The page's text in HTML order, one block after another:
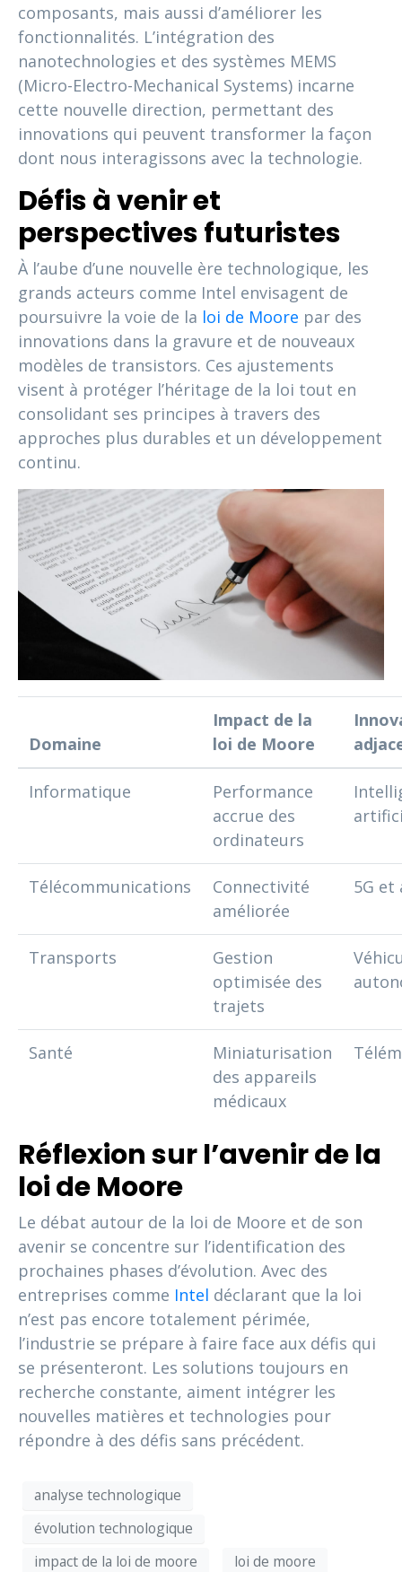
composants, mais aussi d’améliorer les
fonctionnalités. L’intégration des
nanotechnologies et des systèmes MEMS
(Micro-Electro-Mechanical Systems) incarne
cette nouvelle direction, permettant des
innovations qui peuvent transformer la façon
dont nous interagissons avec la technologie.
Défis à venir et
perspectives futuristes
À l’aube d’une nouvelle ère technologique, les
grands acteurs comme Intel envisagent de
poursuivre la voie de la loi de Moore par des
innovations dans la gravure et de nouveaux
modèles de transistors. Ces ajustements
visent à protéger l’héritage de la loi tout en
consolidant ses principes à travers des
approches plus durables et un développement
continu.
Domaine
Impact de la
loi de Moore
Informatique
Performance
accrue des
ordinateurs
Télécommunications
Connectivité
améliorée
5G et
Transports
Gestion
optimisée des
trajets
Santé
Miniaturisation
des appareils
médicaux
Réflexion sur l’avenir de la
loi de Moore
Le débat autour de la loi de Moore et de son
avenir se concentre sur l’identification des
prochaines phases d’évolution. Avec des
entreprises comme Intel déclarant que la loi
n’est pas encore totalement périmée,
l’industrie se prépare à faire face aux défis qui
se présenteront. Les solutions toujours en
recherche constante, aiment intégrer les
nouvelles matières et technologies pour
répondre à des défis sans précédent.
analyse technologique
évolution technologique
impact de la loi de moore
loi de moore